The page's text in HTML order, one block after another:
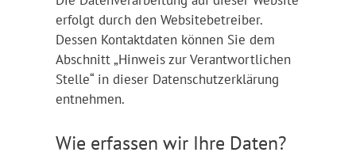
erfolgt durch den Websitebetreiber.
Dessen Kontaktdaten können Sie dem
Abschnitt „Hinweis zur Verantwortlichen
Stelle“ in dieser Datenschutzerklärung
entnehmen.
Wie erfassen wir Ihre Daten?